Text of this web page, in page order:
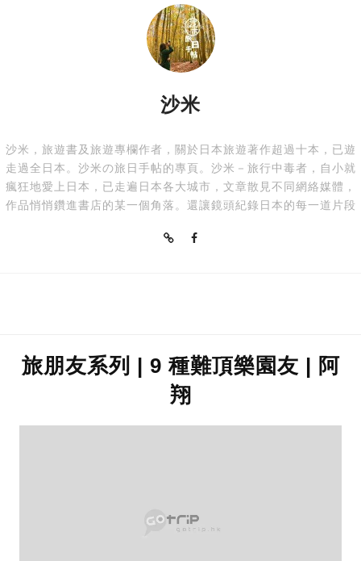
沙米
沙米，旅遊書及旅遊專欄作者，關於日本旅遊著作超過十本，已遊
走過全日本。沙米の旅日手帖的專頁。沙米－旅行中毒者，自小就
瘋狂地愛上日本，已走遍日本各大城市，文章散見不同網絡媒體，
作品悄悄鑽進書店的某一個角落。還讓鏡頭紀錄日本的每一道片段
旅朋友系列 | 9 種難頂樂園友 | 阿
翔